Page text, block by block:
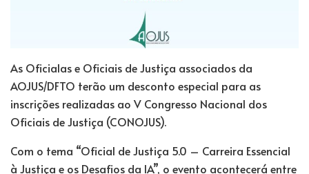
As Oficialas e Oficiais de Justiça associados da
AOJUS/DFTO terão um desconto especial para as
inscrições realizadas ao V Congresso Nacional dos
Oficiais de Justiça (CONOJUS).
Com o tema “Oficial de Justiça 5.0 – Carreira Essencial
à Justiça e os Desafios da IA”, o evento acontecerá entre